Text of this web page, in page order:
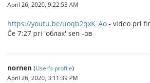
April 26, 2020, 9:22:53 AM
https://youtu.be/uoqb2qxK_Ao - video pri
Ĉe 7:27 pri 'облак' sen -ов
nornen (User's profile)
April 26, 2020, 3:11:39 PM